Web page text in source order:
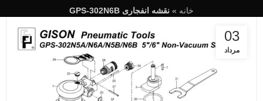
خانه » نقشه انفجاری GPS-302N6B
03
مرداد